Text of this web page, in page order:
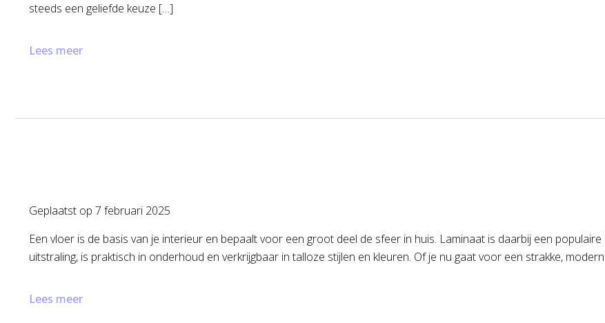
steeds een geliefde keuze […]
Lees meer
Geplaatst op 7 februari 2025
Een vloer is de basis van je interieur en bepaalt voor een groot deel de sfeer in huis. Laminaat is daarbij een
uitstraling, is praktisch in onderhoud en verkrijgbaar in talloze stijlen en kleuren. Of je nu gaat voor een strakke,
Lees meer